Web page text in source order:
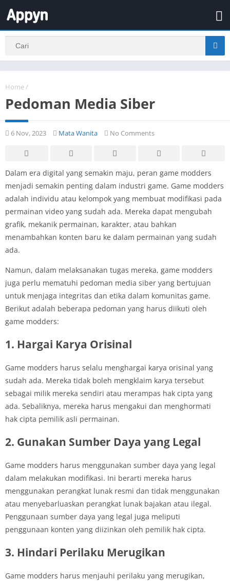
Home /
Pedoman Media Siber
6 Nov, 2023 Mata Wanita No Comments
Dalam era digital yang semakin maju, peran game modders
menjadi semakin penting dalam industri game. Game modders
adalah individu atau kelompok yang membuat modifikasi pada
permainan video yang sudah ada. Mereka dapat mengubah
grafik, mekanik permainan, karakter, atau bahkan
menambahkan konten baru ke dalam permainan yang sudah
ada.
Namun, dalam melaksanakan tugas mereka, game modders
juga perlu mematuhi pedoman media siber yang bertujuan
untuk menjaga integritas dan etika dalam komunitas game.
Berikut adalah beberapa pedoman yang harus diikuti oleh
game modders:
1. Hargai Karya Orisinal
Game modders harus selalu menghargai karya orisinal yang
sudah ada. Mereka tidak boleh mengklaim karya tersebut
sebagai milik mereka sendiri atau merampas hak cipta yang
ada. Sebaliknya, mereka harus mengakui dan menghormati
hak cipta pemilik asli permainan.
2. Gunakan Sumber Daya yang Legal
Game modders harus menggunakan sumber daya yang legal
dalam melakukan modifikasi. Ini berarti mereka harus
menggunakan perangkat lunak resmi dan tidak menggunakan
atau menyebarluaskan perangkat lunak bajakan atau ilegal.
Penggunaan sumber daya yang legal juga meliputi
penggunaan konten yang diizinkan oleh pemilik hak cipta.
3. Hindari Perilaku Merugikan
Game modders harus menjauhi perilaku yang merugikan,